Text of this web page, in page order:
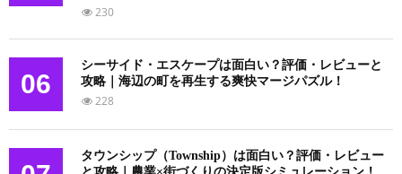
230
06
シーサイド・エスケープは面白い？評価・レビューと
攻略｜海辺の町を再生する爽快マージパズル！
228
タウンシップ（Township）は面白い？評価・レビュー